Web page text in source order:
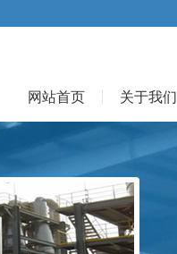
网站首页 关于我们